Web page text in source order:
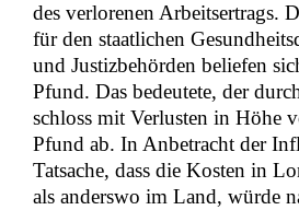
des verlorenen Arbeitsertrags.
für den staatlichen
und Justizbehörden beliefen
Pfund. Das bedeutete, der
schloss mit Verlusten in Höhe
Pfund ab. In Anbetracht der
Tatsache, dass die Kosten in
als anderswo im Land, würde